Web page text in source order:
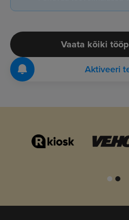
Vaata kõiki
Aktiveeri